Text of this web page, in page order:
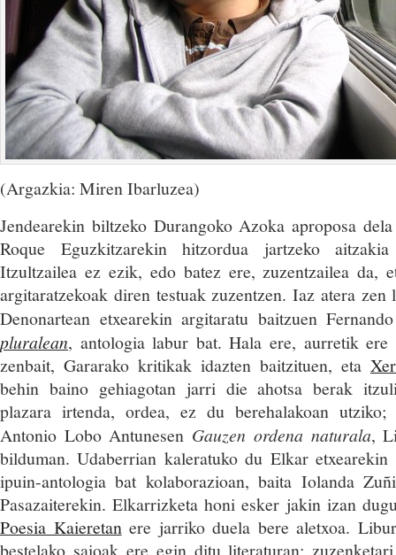
(Argazkia: Miren Ibarluzea)
Jendearekin biltzeko Durangoko Azoka aproposa
Roque Eguzkitzarekin hitzordua jartzeko
Itzultzailea ez ezik, edo batez ere, zuzentzailea da,
argitaratzekoak diren testuak zuzentzen. Iaz atera zen
Denonartean etxearekin argitaratu baitzuen
pluralean, antologia labur bat. Hala ere, aurretik ere
zenbait, Gararako kritikak idazten baitzituen, eta
behin baino gehiagotan jarri die ahotsa berak
plazara irtenda, ordea, ez du berehalakoan
Antonio Lobo Antunesen Gauzen ordena naturala,
bilduman. Udaberrian kaleratuko du Elkar etxearekin
ipuin-antologia bat kolaborazioan, baita Iolanda
Pasazaiterekin. Elkarrizketa honi esker jakin izan
Poesia Kaieretanere jarriko duela bere aletxoa.
bestelako saioak ere egin ditu literaturan;